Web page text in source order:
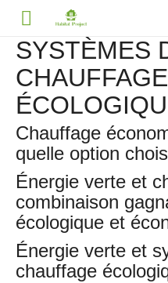
SYSTÈMES
CHAUFFAGE
Chauffage
quelle option
Énergie verte et
combinaison
écologique et
Énergie verte et
chauffage